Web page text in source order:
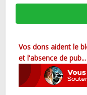
Vos dons aident le
et l'absence de pub...